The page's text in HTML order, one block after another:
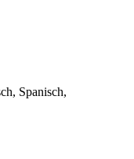
Spanisch,